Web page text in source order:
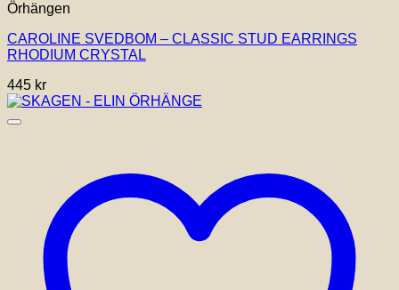
Örhängen
CAROLINE SVEDBOM – CLASSIC STUD EARRINGS
RHODIUM CRYSTAL
445 kr